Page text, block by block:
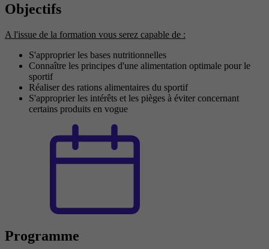
Objectifs
A l'issue de la formation vous serez capable de :
S'approprier les bases nutritionnelles
Connaître les principes d'une alimentation optimale pour le
sportif
Réaliser des rations alimentaires du sportif
S'approprier les intérêts et les pièges à éviter concernant
certains produits en vogue
Programme